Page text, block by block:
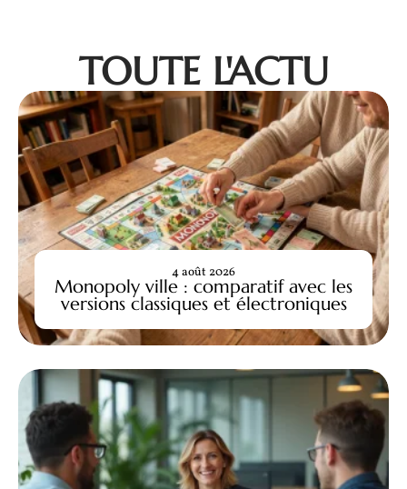
TOUTE L'ACTU
Monopoly ville : comparatif avec les
versions classiques et électroniques
4 août 2026